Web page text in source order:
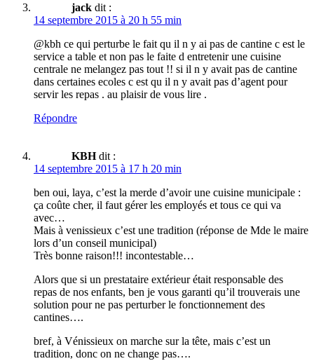
jack dit :
14 septembre 2015 à 20 h 55 min
@kbh ce qui perturbe le fait qu il n y ai pas de cantine c est le
service a table et non pas le faite d entretenir une cuisine
centrale ne melangez pas tout !! si il n y avait pas de cantine
dans certaines ecoles c est qu il n y avait pas d’agent pour
servir les repas . au plaisir de vous lire .
Répondre
KBH dit :
14 septembre 2015 à 17 h 20 min
ben oui, laya, c’est la merde d’avoir une cuisine municipale :
ça coûte cher, il faut gérer les employés et tous ce qui va
avec…
Mais à venissieux c’est une tradition (réponse de Mde le maire
lors d’un conseil municipal)
Très bonne raison!!! incontestable…
Alors que si un prestataire extérieur était responsable des
repas de nos enfants, ben je vous garanti qu’il trouverais une
solution pour ne pas perturber le fonctionnement des
cantines….
bref, à Vénissieux on marche sur la tête, mais c’est un
tradition, donc on ne change pas….